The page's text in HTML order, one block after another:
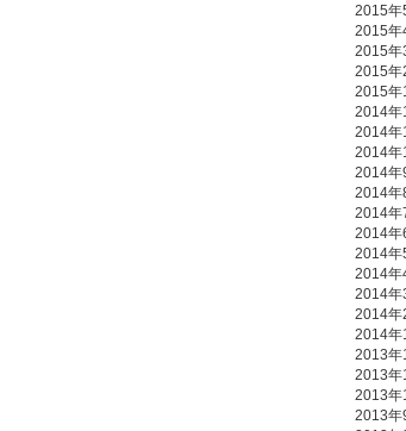
2015年
2015年
2015年
2015年
2015年
2014年
2014年
2014年
2014年
2014年
2014年
2014年
2014年
2014年
2014年
2014年
2014年
2013年
2013年
2013年
2013年